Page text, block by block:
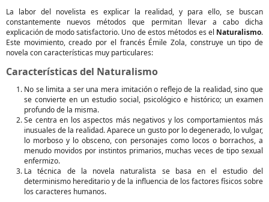
La labor del novelista es explicar la realidad, y para ello, se buscan
constantemente nuevos métodos que permitan llevar a cabo dicha
explicación de modo satisfactorio. Uno de estos métodos es el Naturalismo.
Este movimiento, creado por el francés Émile Zola, construye un tipo de
novela con características muy particulares:
Características del Naturalismo
No se limita a ser una mera imitación o reflejo de la realidad, sino que
se convierte en un estudio social, psicológico e histórico; un examen
profundo de la misma.
Se centra en los aspectos más negativos y los comportamientos más
inusuales de la realidad. Aparece un gusto por lo degenerado, lo vulgar,
lo morboso y lo obsceno, con personajes como locos o borrachos, a
menudo movidos por instintos primarios, muchas veces de tipo sexual
enfermizo.
La técnica de la novela naturalista se basa en el estudio del
determinismo hereditario y de la influencia de los factores físicos sobre
los caracteres humanos.